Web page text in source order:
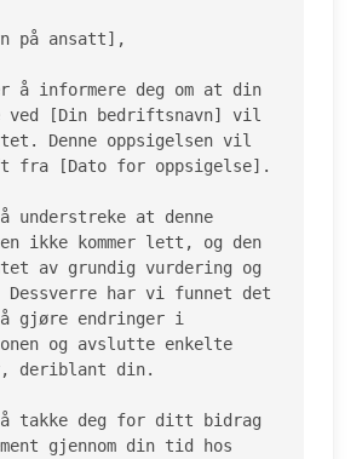
på ansatt],
å informere deg om at din
ved [Din bedriftsnavn] vil
Denne oppsigelsen vil
[Dato for oppsigelse].
understreke at denne
ikke kommer lett, og den
av grundig vurdering og
Dessverre har vi funnet det
å gjøre endringer i
og avslutte enkelte
deriblant din.
takke deg for ditt bidrag
gjennom din tid hos